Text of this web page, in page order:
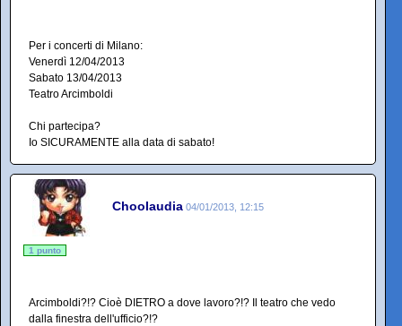
Per i concerti di Milano:
Venerdì 12/04/2013
Sabato 13/04/2013
Teatro Arcimboldi
Chi partecipa?
Io SICURAMENTE alla data di sabato!
Choolaudia 04/01/2013, 12:15
1 punto
Arcimboldi?!? Cioè DIETRO a dove lavoro?!? Il teatro che vedo
dalla finestra dell'ufficio?!?